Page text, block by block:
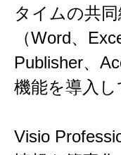
タイムの共
（Word、
Publisher、
機能を導入し
Visio